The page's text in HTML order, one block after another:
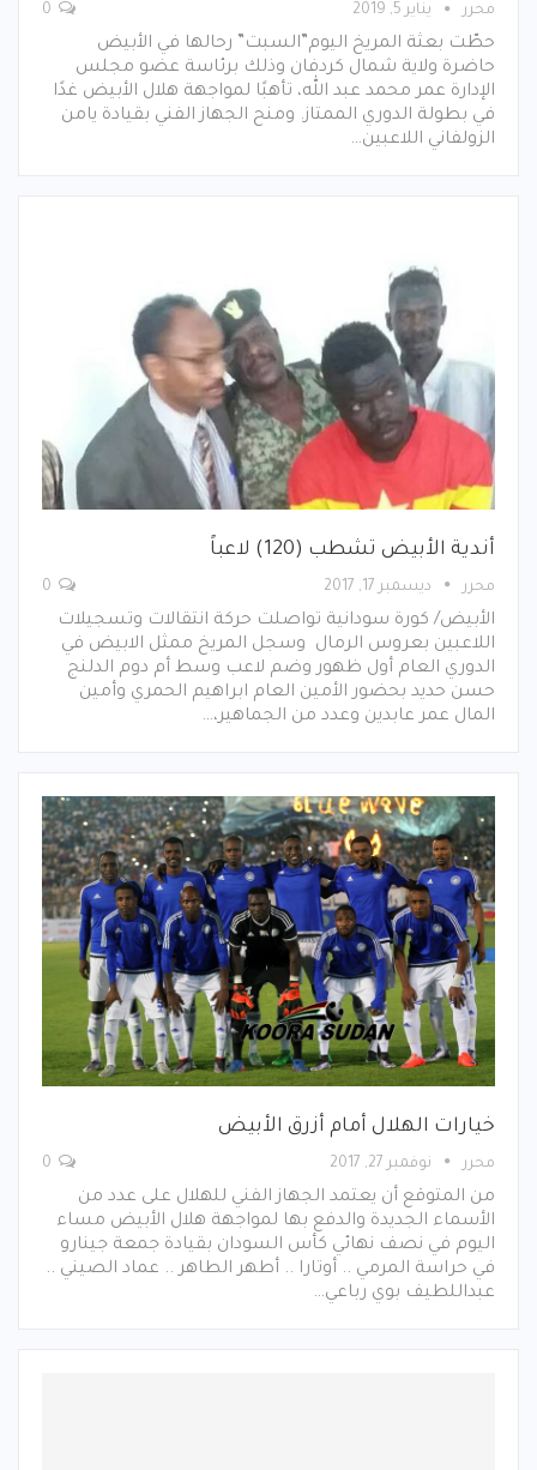
محرر يناير 5, 2019
حطّت بعثة المريخ اليوم”السبت” رحالها في الأبيض
حاضرة ولاية شمال كردفان وذلك برئاسة عضو مجلس
الإدارة عمر محمد عبد الله، تأهبًا لمواجهة هلال الأبيض غدًا
في بطولة الدوري الممتاز. ومنح الجهاز الفني بقيادة يامن
الزولفاني اللاعبين…
أندية الأبيض تشطب (120) لاعباً
محرر ديسمبر 17, 2017
الأبيض/ كورة سودانية تواصلت حركة انتقالات وتسجيلات
اللاعبين بعروس الرمال وسجل المريخ ممثل الابيض في
الدوري العام أول ظهور وضم لاعب وسط أم دوم الدلنج
حسن حديد بحضور الأمين العام ابراهيم الحمري وأمين
المال عمر عابدين وعدد من الجماهير،…
خيارات الهلال أمام أزرق الأبيض
محرر نوفمبر 27, 2017
من المتوقع أن يعتمد الجهاز الفني للهلال على عدد من
الأسماء الجديدة والدفع بها لمواجهة هلال الأبيض مساء
اليوم في نصف نهائي كأس السودان بقيادة جمعة جينارو
في حراسة المرمي .. أوتارا .. أطهر الطاهر .. عماد الصيني ..
عبداللطيف بوي رباعي…